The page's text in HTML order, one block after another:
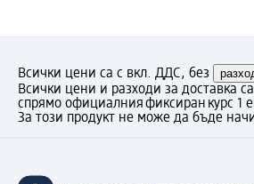
Всички цени са с вкл. ДДС, без
Всички цени и разходи за доставка
спрямо официалния фиксиран курс 1
За този продукт не може да бъде